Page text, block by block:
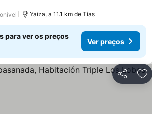
Yaiza, a 11.1 km de Tías
para ver os preços
Ver preços
Partilhar